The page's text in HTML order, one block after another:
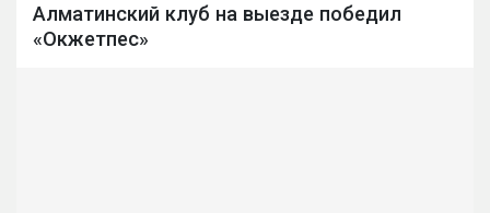
Алматинский клуб на выезде победил
«Окжетпес»